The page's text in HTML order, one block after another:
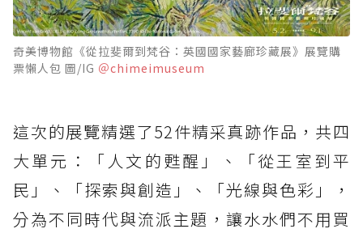
奇美博物館《從拉斐爾到梵谷：英國國家藝廊珍藏展》展覽購
票懶人包 圖/IG ＠chimeimuseum
這次的展覽精選了52件精采真跡作品，共四
大單元：「人文的甦醒」、「從王室到平
民」、「探索與創造」、「光線與色彩」，
分為不同時代與流派主題，讓水水們不用買